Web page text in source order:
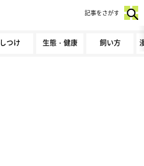
しつけ 生態・健康 飼い方
記事をさがす